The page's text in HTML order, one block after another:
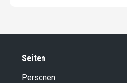
Seiten
Personen